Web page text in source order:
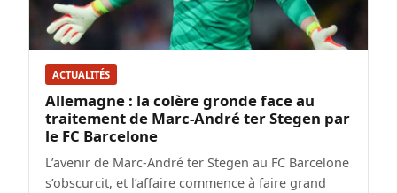
ACTUALITÉS
Allemagne : la colère gronde face au
traitement de Marc-André ter Stegen par
le FC Barcelone
L’avenir de Marc-André ter Stegen au FC Barcelone
s’obscurcit, et l’affaire commence à faire grand